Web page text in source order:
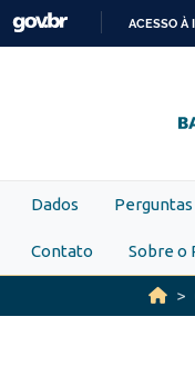
Skip to main content
ACESSO À
Dados
Contato Sobre o